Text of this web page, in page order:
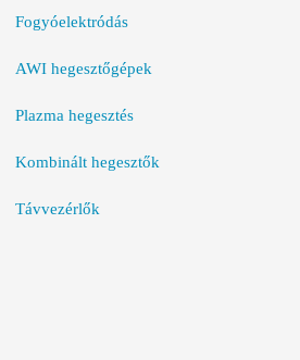
Fogyóelektródás
AWI hegesztőgépek
Plazma hegesztés
Kombinált hegesztők
Távvezérlők